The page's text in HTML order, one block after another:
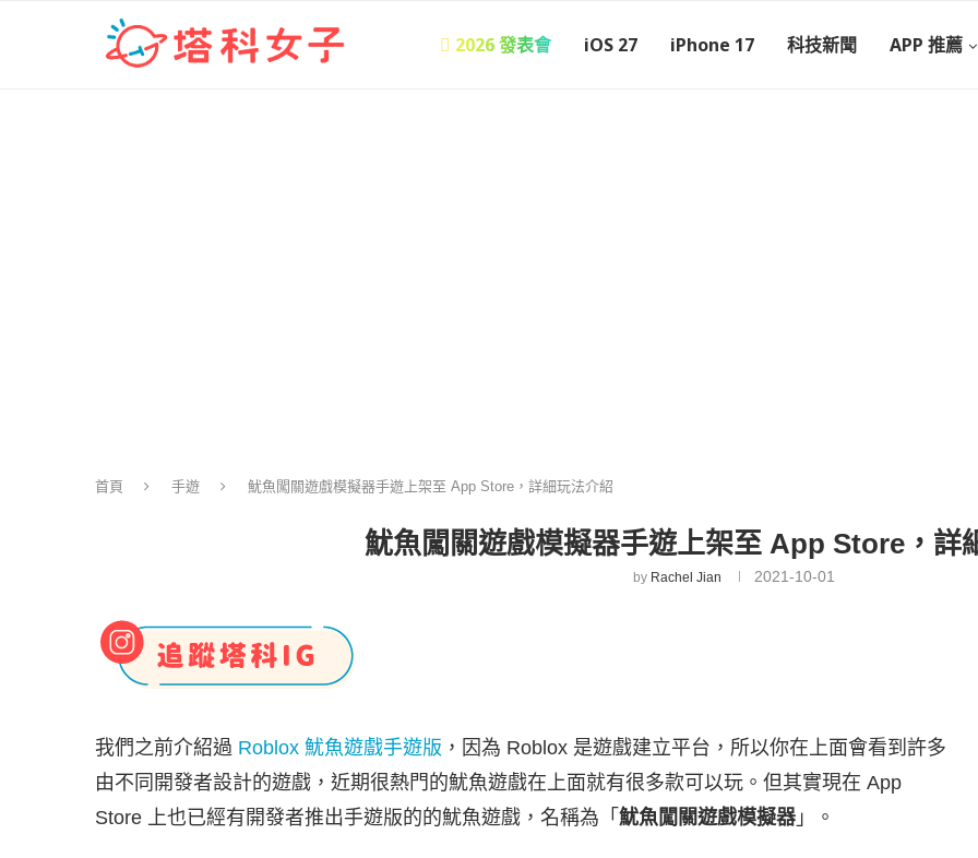
 2026 發表會 iOS 27 iPhone 17 科技新聞 APP 推薦
首頁 手遊 魷魚闖關遊戲模擬器手遊上架至 App Store，詳細玩法介紹
魷魚闖關遊戲模擬器手遊上架至 App Store，詳
by Rachel Jian 2021-10-01
我們之前介紹過 Roblox 魷魚遊戲手遊版 ，因為 Roblox 是遊戲建立平台，所以你在上面會看到許多
由不同開發者設計的遊戲，近期很熱門的魷魚遊戲在上面就有很多款可以玩。但其實現在 App
Store 上也已經有開發者推出手遊版的的魷魚遊戲，名稱為「 魷魚闖關遊戲模擬器 」。